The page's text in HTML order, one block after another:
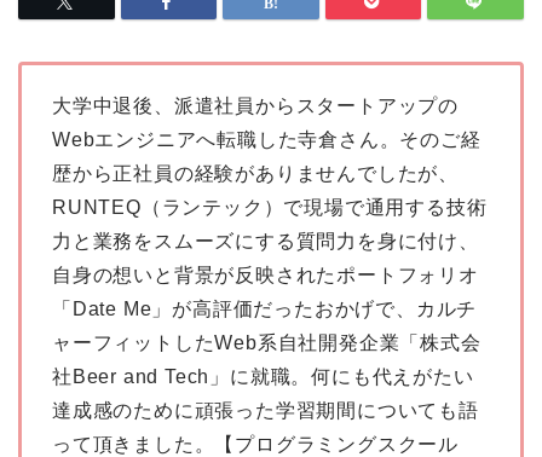
大学中退後、派遣社員からスタートアップの
Webエンジニアへ転職した寺倉さん。そのご経
歴から正社員の経験がありませんでしたが、
RUNTEQ（ランテック）で現場で通用する技術
力と業務をスムーズにする質問力を身に付け、
自身の想いと背景が反映されたポートフォリオ
「Date Me」が高評価だったおかげで、カルチ
ャーフィットしたWeb系自社開発企業「株式会
社Beer and Tech」に就職。何にも代えがたい
達成感のために頑張った学習期間についても語
って頂きました。【プログラミングスクール